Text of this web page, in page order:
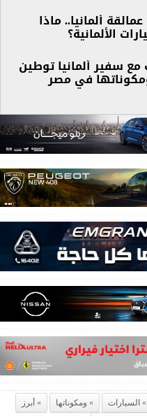
ألمانيا.. ماذا
الألمانية؟
مع سفير ألمانيا توطين
في مصر
السيارات ومكوناتها
أبرز